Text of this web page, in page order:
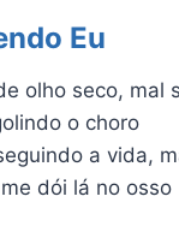
Eu
olho seco, mal
o choro
a vida,
dói lá no osso